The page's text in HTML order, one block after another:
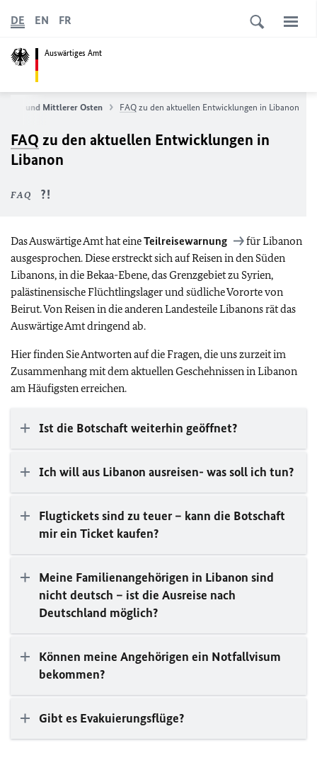
Auswärtiges Amt
DE EN FR
Naher und Mittlerer Osten FAQ zu den aktuellen Entwicklungen in Libanon
FAQ zu den aktuellen Entwicklungen in
Libanon
FAQ
Das Auswärtige Amt hat eineTeilreisewarnung
für Libanon
ausgesprochen. Diese erstreckt sich auf Reisen in den Süden
Libanons, in die Bekaa-Ebene, das Grenzgebiet zu Syrien,
palästinensische Flüchtlingslager und südliche Vororte von
Beirut. Von Reisen in die anderen Landesteile Libanons rät das
Auswärtige Amt dringend ab.
Hier finden Sie Antworten auf die Fragen, die uns zurzeit im
Zusammenhang mit dem aktuellen Geschehnissen in Libanon
am Häufigsten erreichen.
Ist die Botschaft weiterhin geöffnet?
Ich will aus Libanon ausreisen- was soll ich tun?
Flugtickets sind zu teuer – kann die Botschaft
mir ein Ticket kaufen?
Meine Familienangehörigen in Libanon sind
nicht deutsch – ist die Ausreise nach
Deutschland möglich?
Können meine Angehörigen ein Notfallvisum
bekommen?
Gibt es Evakuierungsflüge?